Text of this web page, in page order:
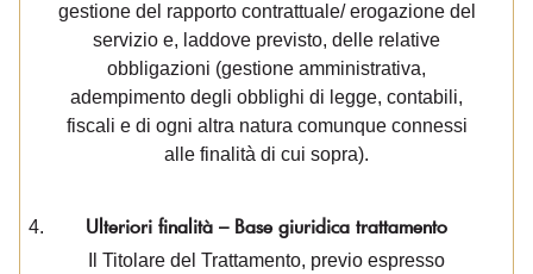
gestione del rapporto contrattuale/ erogazione del
servizio e, laddove previsto, delle relative
obbligazioni (gestione amministrativa,
adempimento degli obblighi di legge, contabili,
fiscali e di ogni altra natura comunque connessi
alle finalità di cui sopra).
Ulteriori finalità – Base giuridica trattamento
Il Titolare del Trattamento, previo espresso